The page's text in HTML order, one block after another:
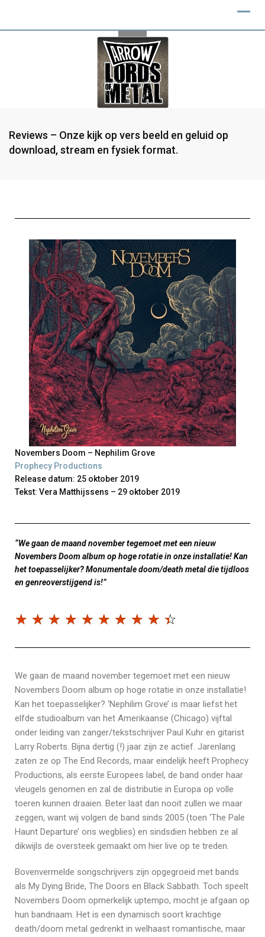
Reviews – Onze kijk op vers beeld en geluid op
download, stream en fysiek format.
Novembers Doom – Nephilim Grove
Prophecy Productions
Release datum: 25 oktober 2019
Tekst: Vera Matthijssens – 29 oktober 2019
“We gaan de maand november tegemoet met een nieuw
Novembers Doom album op hoge rotatie in onze installatie! Kan
het toepasselijker? Monumentale doom/death metal die tijdloos
en genreoverstijgend is!”
☆ ☆ ☆ ☆ ☆ ☆ ☆ ☆ ☆ ☆
We gaan de maand november tegemoet met een nieuw
Novembers Doom album op hoge rotatie in onze installatie!
Kan het toepasselijker? ‘Nephilim Grove’ is maar liefst het
elfde studioalbum van het Amerikaanse (Chicago) vijftal
onder leiding van zanger/tekstschrijver Paul Kuhr en gitarist
Larry Roberts. Bijna dertig (!) jaar zijn ze actief. Jarenlang
zaten ze op The End Records, maar eindelijk heeft Prophecy
Productions, als eerste Europees label, de band onder haar
vleugels genomen en zal de distributie in Europa op volle
toeren kunnen draaien. Beter laat dan nooit zullen we maar
zeggen, want wij volgen de band sinds 2005 (toen ‘The Pale
Haunt Departure’ ons wegblies) en sindsdien hebben ze al
dikwijls de oversteek gemaakt om hier live op te treden.
Bovenvermelde songschrijvers zijn opgegroeid met bands
als My Dying Bride, The Doors en Black Sabbath. Toch speelt
Novembers Doom opmerkelijk uptempo, mocht je afgaan op
hun bandnaam. Het is een dynamisch soort krachtige
death/doom metal gedrenkt in welhaast romantische, maar